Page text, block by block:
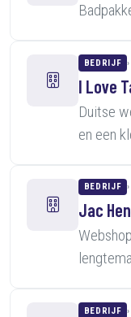
BEDRIJF
I Love
Duitse
en een
BEDRIJF
Jac
BEDRIJF